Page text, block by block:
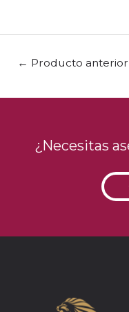
← Producto anterior
¿Necesitas